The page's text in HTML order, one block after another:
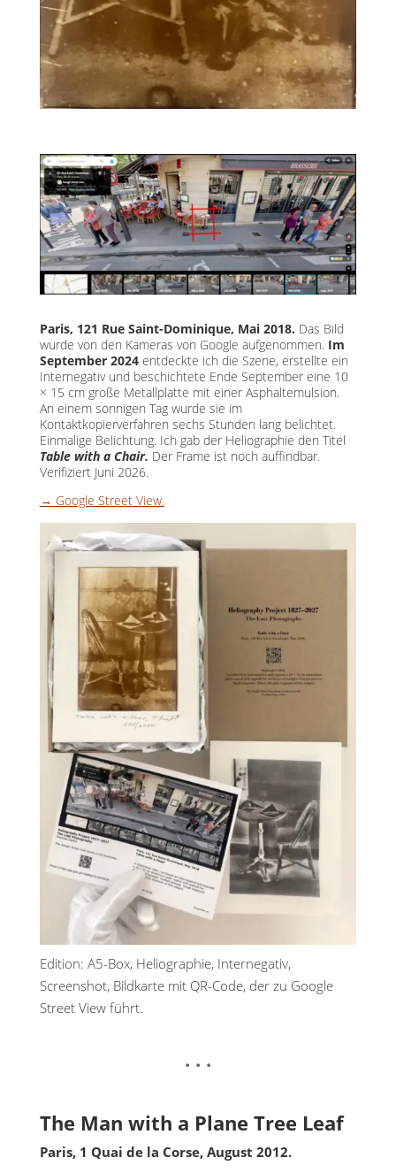
Paris, 121 Rue Saint-Dominique, Mai 2018. Das Bild
wurde von den Kameras von Google aufgenommen. Im
September 2024entdeckte ich die Szene, erstellte ein
Internegativ und beschichtete Ende September eine 10
× 15 cm große Metallplatte mit einer Asphaltemulsion.
An einem sonnigen Tag wurde sie im
Kontaktkopierverfahren sechs Stunden lang belichtet.
Einmalige Belichtung. Ich gab der Heliographie den Titel
Table with a Chair. Der Frame ist noch auffindbar.
Verifiziert Juni 2026.
→ Google Street View.
Edition: A5-Box, Heliographie, Internegativ,
Screenshot, Bildkarte mit QR-Code, der zu Google
Street View führt.
. . .
The Man with a Plane Tree Leaf
Paris, 1 Quai de la Corse, August 2012.